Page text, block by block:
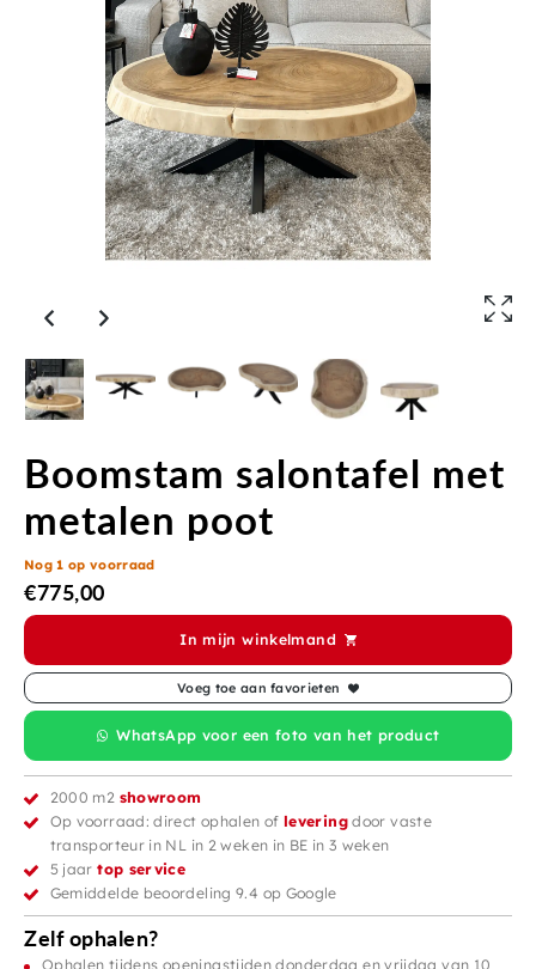
Boomstam salontafel met
metalen poot
Nog 1 op voorraad
€775,00
In mijn winkelmand
Voeg toe aan favorieten
WhatsApp voor een foto van het product
2000 m2 showroom
Op voorraad: direct ophalen ofleveringdoor vaste
transporteur in NL in 2 weken in BE in 3 weken
5 jaartop service
Gemiddelde beoordeling 9.4 op Google
Zelf ophalen?
Ophalen tijdens openingstijden donderdag en vrijdag van 10